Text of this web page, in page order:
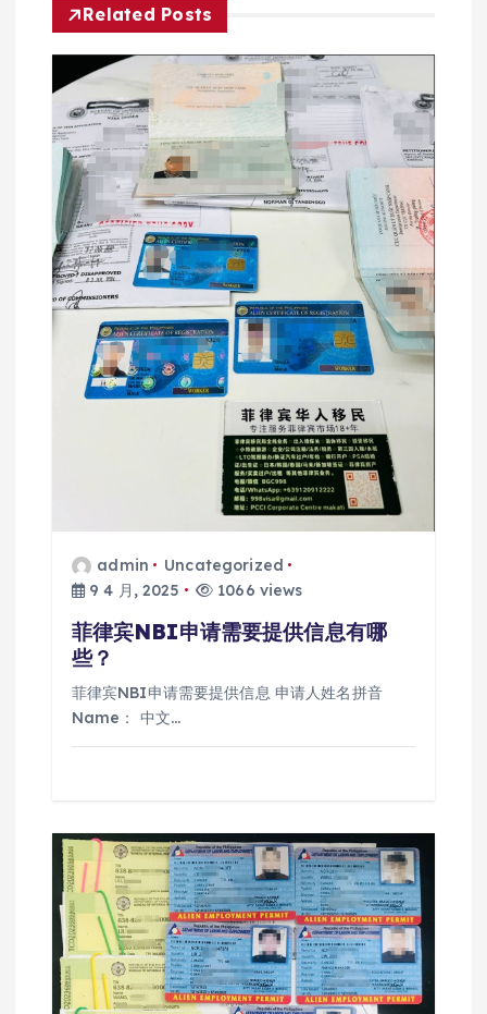
Related Posts
admin
Uncategorized
9 4 月, 2025
1066 views
菲律宾NBI申请需要提供信息有哪
些？
菲律宾NBI申请需要提供信息 申请人姓名拼音
Name： 中文…